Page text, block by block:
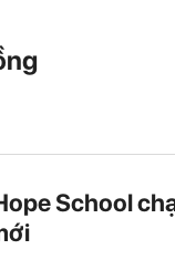
School